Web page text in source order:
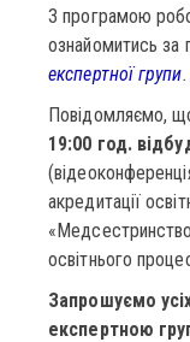
З програмою
ознайомитись за
експертної групи.
Повідомляємо,
19:00 год.
акредитації
освітнього
Запрошуємо
експертною